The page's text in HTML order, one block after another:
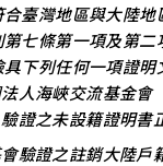
臺灣地區與大陸地
第七條第一項及第二
下列任何一項證明
人海峽交流基金會
證之未設籍證明書
驗證之註銷大陸戶